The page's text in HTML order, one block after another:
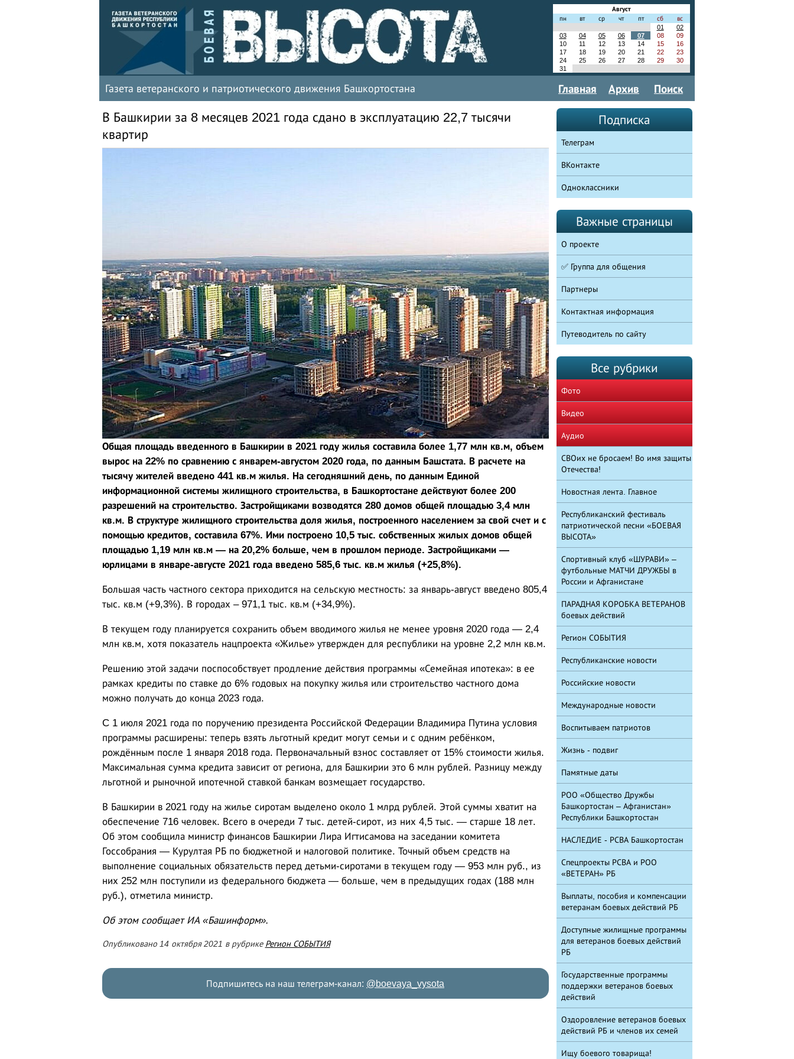
Август
пн
вт ср чт пт сб
вс
01
02
03
04 05 06 07 08
09
10
11 12 13 14 15
16
17
18 19 20 21 22
23
24
25 26 27 28 29
30
31
Газета ветеранского и патриотического движения Башкортостана Главная Архив Поиск
В Башкирии за 8 месяцев 2021 года сдано в эксплуатацию 22,7 тысячи
квартир
Общая площадь введенного в Башкирии в 2021 году жилья составила более 1,77 млн кв.м, объем
вырос на 22% по сравнению с январем-августом 2020 года, по данным Башстата. В расчете на
тысячу​ жителей введено 441​ кв.м жилья. На сегодняшний день, по данным Единой
информационной системы жилищного строительства, в Башкортостане действуют более 200
разрешений на строительство. Застройщиками возводятся 280 домов общей площадью 3,4 млн
кв.м. В структуре жилищного строительства доля жилья, построенного населением за свой счет и с
помощью кредитов, составила 67%. Ими построено 10,5 тыс. собственных жилых домов общей
площадью 1,19 млн кв.м — на 20,2% больше, чем в прошлом периоде. Застройщиками —
юрлицами в январе-августе 2021 года введено 585,6 тыс. кв.м жилья (+25,8%).
Большая часть частного сектора приходится на сельскую местность: за январь-август введено 805,4
тыс. кв.м (+9,3%). В городах – 971,1 тыс. кв.м (+34,9%).
В текущем году планируется сохранить объем вводимого жилья не менее уровня 2020 года — 2,4
млн кв.м, хотя показатель нацпроекта «Жилье» утвержден для республики на уровне 2,2 млн кв.м.
Решению этой задачи поспособствует продление действия программы «Семейная ипотека»: в ее
рамках кредиты по ставке до 6% годовых на покупку жилья или строительство частного дома
можно получать до конца 2023 года.
C 1 июля 2021 года по поручению президента Российской Федерации Владимира Путина условия
программы расширены: теперь взять льготный кредит могут семьи и с одним ребёнком,
рождённым после 1 января 2018 года. Первоначальный взнос составляет от 15% стоимости жилья.
Максимальная сумма кредита зависит от региона, для Башкирии это 6 млн рублей. Разницу между
льготной и рыночной ипотечной ставкой банкам возмещает государство.
В Башкирии в 2021 году на жилье сиротам выделено около 1 млрд рублей. Этой суммы хватит на
обеспечение 716 человек. Всего в очереди 7 тыс. детей-сирот, из них 4,5 тыс. — старше 18 лет.
Об этом сообщила министр финансов Башкирии Лира Игтисамова на заседании комитета
Госсобрания — Курултая РБ по бюджетной и налоговой политике. Точный объем средств на
выполнение социальных обязательств перед детьми-сиротами в текущем году — 953 млн руб., из
них 252 млн поступили из федерального бюджета — больше, чем в предыдущих годах (188 млн
руб.), отметила министр.
Об этом сообщает ИА «Башинформ».
Опубликовано 14 октября 2021 в рубрике Регион СОБЫТИЯ
Подпишитесь на наш телеграм-канал: @boevaya_vysota
Подписка
Телеграм
ВКонтакте
Одноклассники
Важные страницы
О проекте
✅ Группа для общения
Партнеры
Контактная информация
Путеводитель по сайту
Все рубрики
Фото
Видео
Аудио
СВОих не бросаем! Во имя защиты
Отечества!
Новостная лента. Главное
Республиканский фестиваль
патриотической песни «БОЕВАЯ
ВЫСОТА»
Спортивный клуб «ШУРАВИ» –
футбольные МАТЧИ ДРУЖБЫ в
России и Афганистане
ПАРАДНАЯ КОРОБКА ВЕТЕРАНОВ
боевых действий
Регион СОБЫТИЯ
Республиканские новости
Российские новости
Международные новости
Воспитываем патриотов
Жизнь - подвиг
Памятные даты
РОО «Общество Дружбы
Башкортостан – Афганистан»
Республики Башкортостан
НАСЛЕДИЕ - РСВА Башкортостан
Спецпроекты РСВА и РОО
«ВЕТЕРАН» РБ
Выплаты, пособия и компенсации
ветеранам боевых действий РБ
Доступные жилищные программы
для ветеранов боевых действий
РБ
Государственные программы
поддержки ветеранов боевых
действий
Оздоровление ветеранов боевых
действий РБ и членов их семей
Ищу боевого товарища!